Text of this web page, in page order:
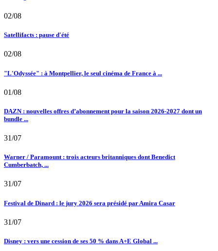
02/08
Satellifacts : pause d'été
02/08
"L'Odyssée" : à Montpellier, le seul cinéma de France à ...
01/08
DAZN : nouvelles offres d’abonnement pour la saison 2026-2027 dont un
bundle ...
31/07
Warner / Paramount : trois acteurs britanniques dont Benedict
Cumberbatch, ...
31/07
Festival de Dinard : le jury 2026 sera présidé par Amira Casar
31/07
Disney : vers une cession de ses 50 % dans A+E Global ...